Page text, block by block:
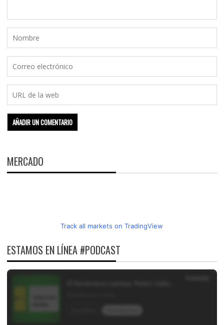
MERCADO
Track all markets on TradingView
ESTAMOS EN LÍNEA #PODCAST